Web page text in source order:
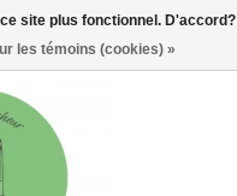
0 Articles - €0,00
site plus fonctionnel. D'accord?
les témoins (cookies) »